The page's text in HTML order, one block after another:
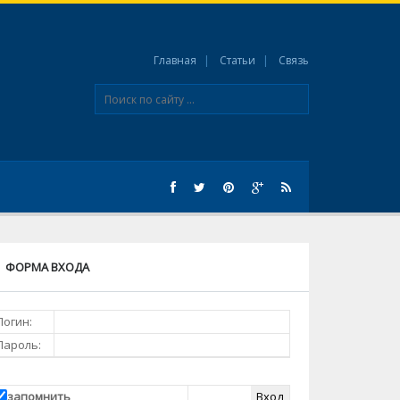
Главная Статьи Связь
ФОРМА ВХОДА
запомнить